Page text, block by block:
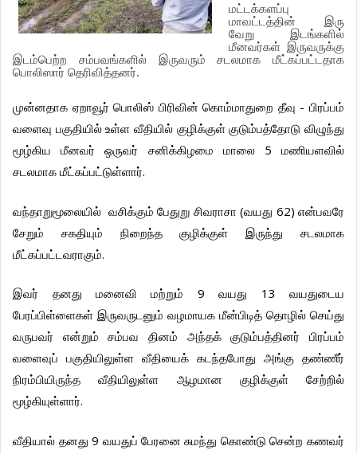
மட்டக்களப்பு
மாவட்டத்தின்
இரு
வேறு
இடங்களில்
மீனவர்கள் இருவருக்கு
இடம்பெற்ற
சம்பவங்களில் இருவரும் சடலமாக
மீட்கப்பட்டதாக
பொலிஸார் தெரிவித்தனர்.
முன்னதாக ஏறாவூர் பொலிஸ் பிரிவின் கொம்மாதுறை தீவு - பிரப்பம்
வளைவு பகுதியில் உள்ள வீதியில் குழிக்குள் குடும்பத்தோடு விழுந்து
மூழ்கிய
மீனவர் ஒருவர் சனிக்கிழமை மாலை5
மணியளவில்
சடலமாக மீட்கப்பட்டுள்ளார்.
வந்தாறுமூலையில் வசிக்கும் பேதுறு சிவராசா (வயது 62) என்பவரே
சேறும்
சகதியும் நிறைந்த குழிக்குள் இருந்து
சடலமாக
மீட்கப்பட்டவராகும்.
இவர் தனது மனைவி மற்றும் 9வயது 13
வயதுடைய
பேரப்பிள்ளைகள் இருவருடனும் வழமாயக மீன்பிடித் தொழில் செய்து
வருபவர்
என்றும் சம்பவ தினம் அந்தக் குடும்பத்தினர்
பிரப்பம்
வளைவுப்
பகுதியிலுள்ள வீதியைக் கடந்தபோது அங்கு
தண்ணீர்
நிரம்பியிருந்த
வீதியிலுள்ள ஆழமான குழிக்குள்
சேற்றில்
மூழ்கியுள்ளார்.
வீதியால் தனது 9 வயதுப் பேரனை சுமந்து கொண்டு சென்ற கணவர்